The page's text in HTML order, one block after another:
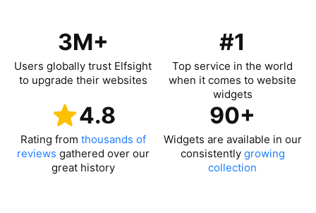
3M+
Users globally trust Elfsight
to upgrade their websites
#1
Top service in the world
when it comes to website
widgets
4.8
Rating from thousands of
reviews gathered over our
great history
90+
Widgets are available in our
consistently growing
collection